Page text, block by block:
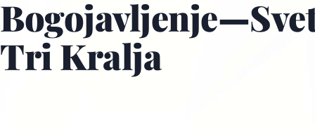
Tri Kralja